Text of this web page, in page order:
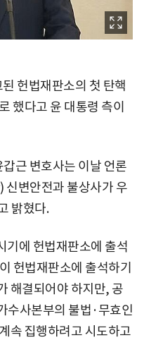
헌법재판소의 첫 탄핵
했다고 윤 대통령 측이
근 변호사는 이날 언론
신변안전과 불상사가 우
밝혔다.
기에 헌법재판소에 출석
헌법재판소에 출석하기
해결되어야 하지만, 공
수사본부의 불법·무효인
속 집행하려고 시도하고